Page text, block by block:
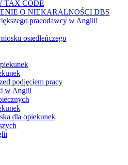
TAX CODE
O NIEKARALNOŚCI DBS
pracodawcy w Anglii!
osiedleńczego
podjęciem pracy
w Anglii
dla opiekunek